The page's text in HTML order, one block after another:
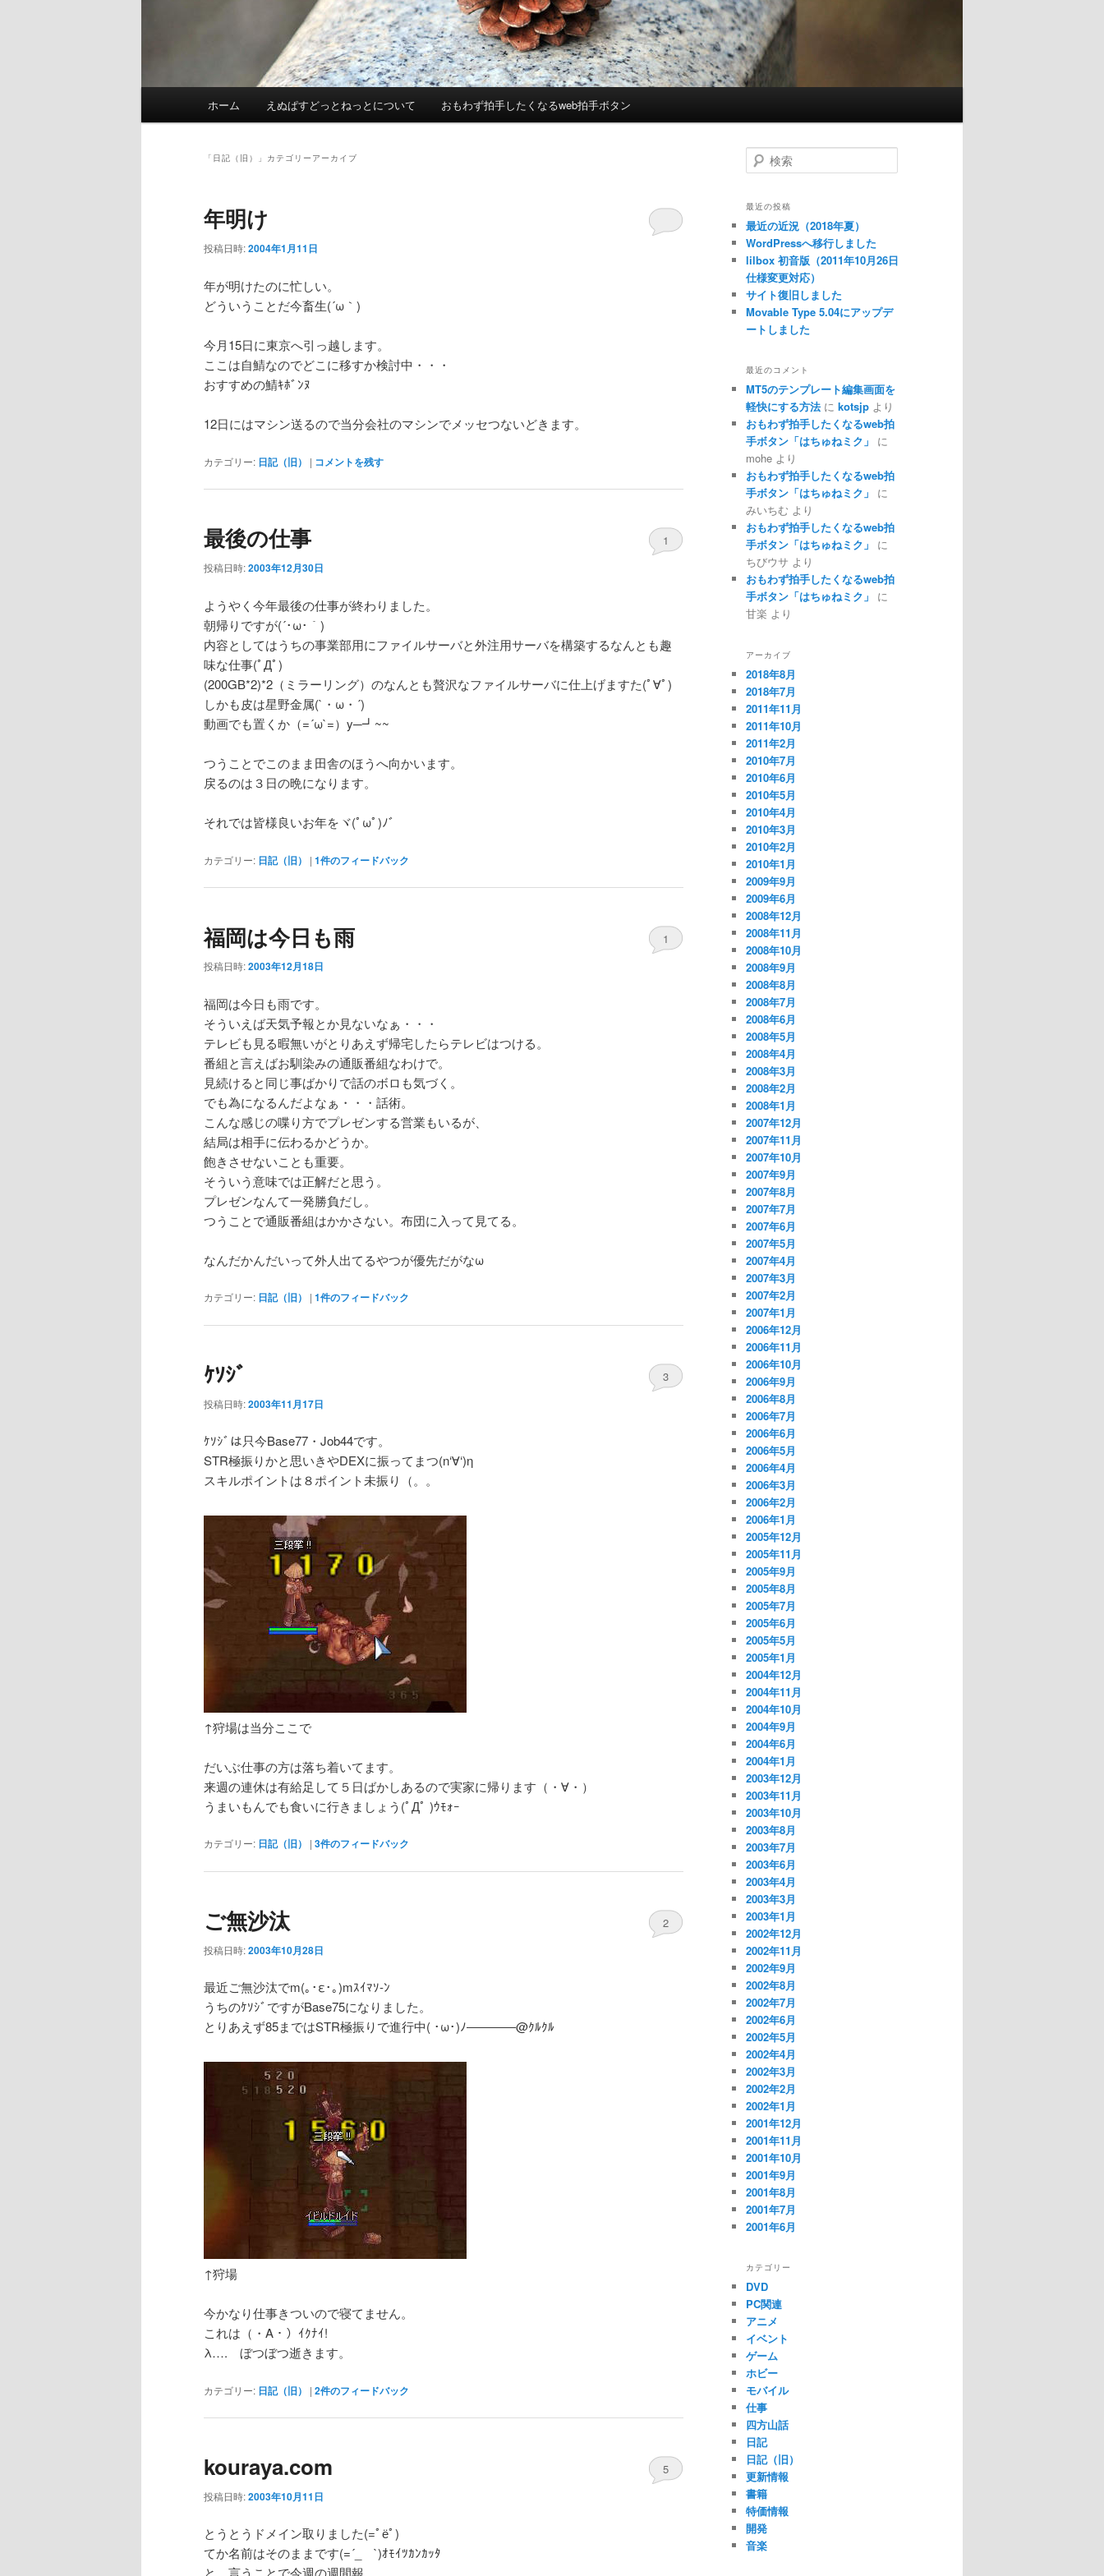
ホーム えぬぱすどっとねっとについて おもわず拍手したくなるweb拍手ボタン
「 日記（旧） 」カテゴリーアーカイブ
年明け
投稿日時:2004年1月11日
年が明けたのに忙しい。
どういうことだ今畜生(´ω｀)
今月15日に東京へ引っ越します。
ここは自鯖なのでどこに移すか検討中・・・
おすすめの鯖ｷﾎﾞﾝﾇ
12日にはマシン送るので当分会社のマシンでメッセつないどきます。
カテゴリー: 日記（旧） | コメントを残す
最後の仕事
投稿日時:2003年12月30日
1
ようやく今年最後の仕事が終わりました。
朝帰りですが(´･ω･｀)
内容としてはうちの事業部用にファイルサーバと外注用サーバを構築するなんとも趣
味な仕事(ﾟДﾟ)
(200GB*2)*2（ミラーリング）のなんとも贅沢なファイルサーバに仕上げますた(ﾟ∀ﾟ)
しかも皮は星野金属(`・ω・´)ゞ
動画でも置くか（=´ω`=）y─┛~~
つうことでこのまま田舎のほうへ向かいます。
戻るのは３日の晩になります。
それでは皆様良いお年をヾ(ﾟωﾟ)ﾉ゛
カテゴリー: 日記（旧） | 1件のフィードバック
福岡は今日も雨
投稿日時:2003年12月18日
1
福岡は今日も雨です。
そういえば天気予報とか見ないなぁ・・・
テレビも見る暇無いがとりあえず帰宅したらテレビはつける。
番組と言えばお馴染みの通販番組なわけで。
見続けると同じ事ばかりで話のボロも気づく。
でも為になるんだよなぁ・・・話術。
こんな感じの喋り方でプレゼンする営業もいるが、
結局は相手に伝わるかどうか。
飽きさせないことも重要。
そういう意味では正解だと思う。
プレゼンなんて一発勝負だし。
つうことで通販番組はかかさない。布団に入って見てる。
なんだかんだいって外人出てるやつが優先だがなω
カテゴリー: 日記（旧） | 1件のフィードバック
ｹｿｼﾞ
投稿日時:2003年11月17日
3
ｹｿｼﾞは只今Base77・Job44です。
STR極振りかと思いきやDEXに振ってまつ(n‘∀‘)η
スキルポイントは８ポイント未振り（。。
↑狩場は当分ここで
だいぶ仕事の方は落ち着いてます。
来週の連休は有給足して５日ばかしあるので実家に帰ります（・∀・）
うまいもんでも食いに行きましょう(ﾟДﾟ )ｳﾓｫｰ
カテゴリー: 日記（旧） | 3件のフィードバック
ご無沙汰
投稿日時:2003年10月28日
2
最近ご無沙汰でm(｡･ε･｡)mｽｲﾏｿ-ﾝ
うちのｹｿｼﾞですがBase75になりました。
とりあえず85まではSTR極振りで進行中( ･ω･)ﾉ――――@ｸﾙｸﾙ
↑狩場
今かなり仕事きついので寝てません。
これは（・A・）ｲｸﾅｲ!
λ…. ぼつぼつ逝きます。
カテゴリー: 日記（旧） | 2件のフィードバック
kouraya.com
投稿日時:2003年10月11日
5
とうとうドメイン取りました(=ﾟёﾟ)
てか名前はそのままです(=´_ゝ`)ｵﾓｲﾂｶﾝｶｯﾀ
検
索
最近の投稿
最近の近況（2018年夏）
WordPressへ移行しました
lilbox 初音版（2011年10月26日
仕様変更対応）
サイト復旧しました
Movable Type 5.04にアップデ
ートしました
最近のコメント
MT5のテンプレート編集画面を
軽快にする方法に kotsjp より
おもわず拍手したくなるweb拍
手ボタン「はちゅねミク」
に
mohe より
おもわず拍手したくなるweb拍
手ボタン「はちゅねミク」
に
みいちむ より
おもわず拍手したくなるweb拍
手ボタン「はちゅねミク」
に
ちびウサ より
おもわず拍手したくなるweb拍
手ボタン「はちゅねミク」
に
甘楽 より
アーカイブ
2018年8月
2018年7月
2011年11月
2011年10月
2011年2月
2010年7月
2010年6月
2010年5月
2010年4月
2010年3月
2010年2月
2010年1月
2009年9月
2009年6月
2008年12月
2008年11月
2008年10月
2008年9月
2008年8月
2008年7月
2008年6月
2008年5月
2008年4月
2008年3月
2008年2月
2008年1月
2007年12月
2007年11月
2007年10月
2007年9月
2007年8月
2007年7月
2007年6月
2007年5月
2007年4月
2007年3月
2007年2月
2007年1月
2006年12月
2006年11月
2006年10月
2006年9月
2006年8月
2006年7月
2006年6月
2006年5月
2006年4月
2006年3月
2006年2月
2006年1月
2005年12月
2005年11月
2005年9月
2005年8月
2005年7月
2005年6月
2005年5月
2005年1月
2004年12月
2004年11月
2004年10月
2004年9月
2004年6月
2004年1月
2003年12月
2003年11月
2003年10月
2003年8月
2003年7月
2003年6月
2003年4月
2003年3月
2003年1月
2002年12月
2002年11月
2002年9月
2002年8月
2002年7月
2002年6月
2002年5月
2002年4月
2002年3月
2002年2月
2002年1月
2001年12月
2001年11月
2001年10月
2001年9月
2001年8月
2001年7月
2001年6月
カテゴリー
DVD
PC関連
アニメ
イベント
ゲーム
ホビー
モバイル
仕事
四方山話
日記
日記（旧）
更新情報
書籍
特価情報
開発
音楽